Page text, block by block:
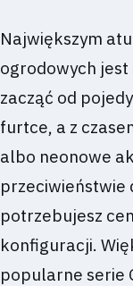
Największym
ogrodowych jest
zacząć od
furtce, a z
albo neonowe
przeciwieństwie
potrzebujesz
konfiguracji.
popularne serie